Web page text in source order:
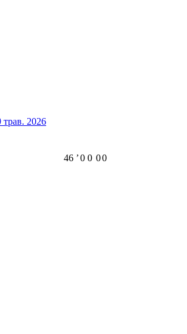
трав. 2026
46 ʼ0 0 00